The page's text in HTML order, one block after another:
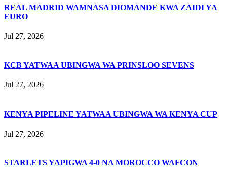
REAL MADRID WAMNASA DIOMANDE KWA ZAIDI YA
EURO
Jul 27, 2026
KCB YATWAA UBINGWA WA PRINSLOO SEVENS
Jul 27, 2026
KENYA PIPELINE YATWAA UBINGWA WA KENYA CUP
Jul 27, 2026
STARLETS YAPIGWA 4-0 NA MOROCCO WAFCON